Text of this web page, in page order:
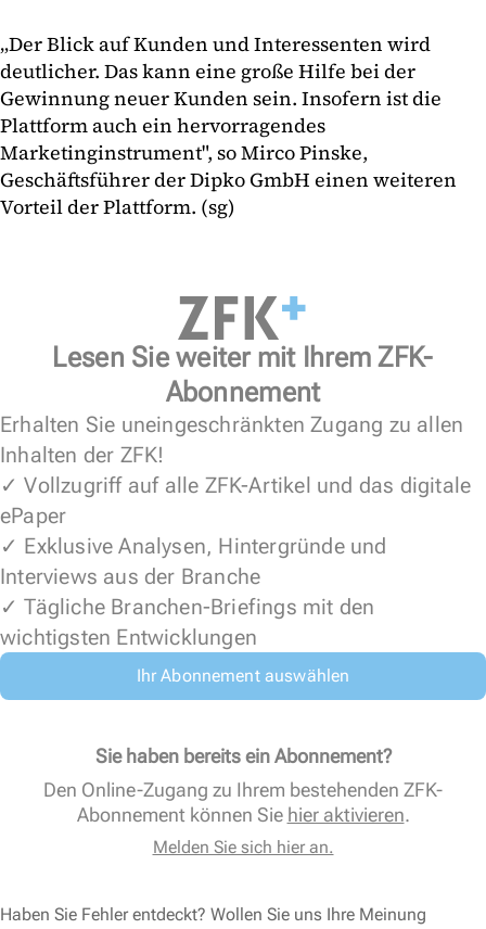
„Der Blick auf Kunden und Interessenten wird
deutlicher. Das kann eine große Hilfe bei der
Gewinnung neuer Kunden sein. Insofern ist die
Plattform auch ein hervorragendes
Marketinginstrument", so Mirco Pinske,
Geschäftsführer der Dipko GmbH einen weiteren
Vorteil der Plattform. (sg)
Lesen Sie weiter mit Ihrem ZFK-
Abonnement
Erhalten Sie uneingeschränkten Zugang zu allen
Inhalten der ZFK!
✓ Vollzugriff auf alle ZFK-Artikel und das digitale
ePaper
✓ Exklusive Analysen, Hintergründe und
Interviews aus der Branche
✓ Tägliche Branchen-Briefings mit den
wichtigsten Entwicklungen
Ihr Abonnement auswählen
Sie haben bereits ein Abonnement?
Den Online-Zugang zu Ihrem bestehenden ZFK-
Abonnement können Sie hier aktivieren.
Melden Sie sich hier an.
Haben Sie Fehler entdeckt? Wollen Sie uns Ihre Meinung